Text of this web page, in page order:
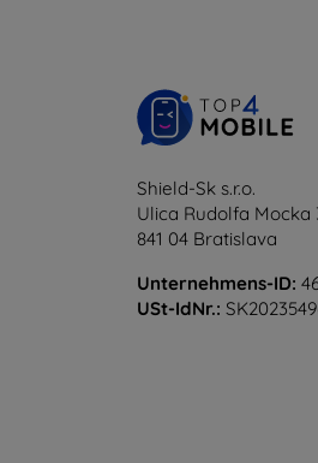
Shield-Sk s.r.o.
Ulica Rudolfa Mocka
841 04 Bratislava
Unternehmens-ID:
USt-IdNr.: